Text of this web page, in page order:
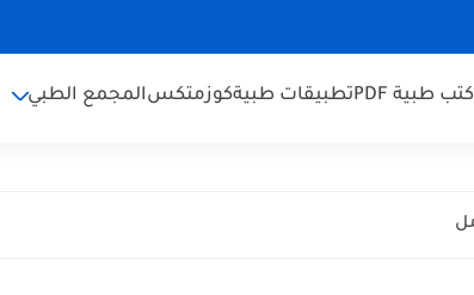
كتب طبية PDF تطبيقات طبيةكوزمتكسالمجمع الطبي